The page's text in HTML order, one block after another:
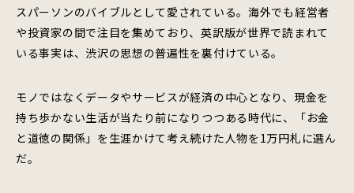
スパーソンのバイブルとして愛されている。海外でも経営者
や投資家の間で注目を集めており、英訳版が世界で読まれて
いる事実は、渋沢の思想の普遍性を裏付けている。
モノではなくデータやサービスが経済の中心となり、現金を
持ち歩かない生活が当たり前になりつつある時代に、「お金
と道徳の関係」を生涯かけて考え続けた人物を1万円札に選ん
だ。